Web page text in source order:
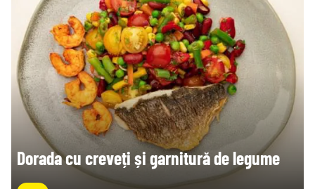
Dorada cu creveți și garnitură de legume